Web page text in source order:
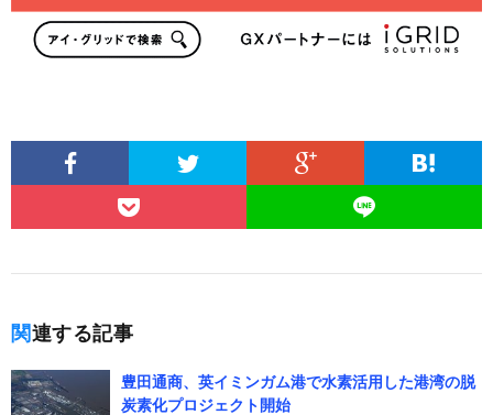
関連する記事
豊田通商、英イミンガム港で水素活用した港湾の脱
炭素化プロジェクト開始